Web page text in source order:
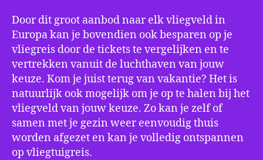
Door dit groot aanbod naar elk vliegveld in
Europa kan je bovendien ook besparen op je
vliegreis door de tickets te vergelijken en te
vertrekken vanuit de luchthaven van jouw
keuze. Kom je juist terug van vakantie? Het is
natuurlijk ook mogelijk om je op te halen bij het
vliegveld van jouw keuze. Zo kan je zelf of
samen met je gezin weer eenvoudig thuis
worden afgezet en kan je volledig ontspannen
op vliegtuigreis.